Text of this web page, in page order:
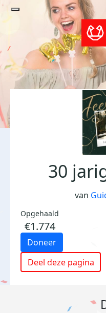
30
van
Opgehaald
€1.774
Doneer
Deel deze pagina